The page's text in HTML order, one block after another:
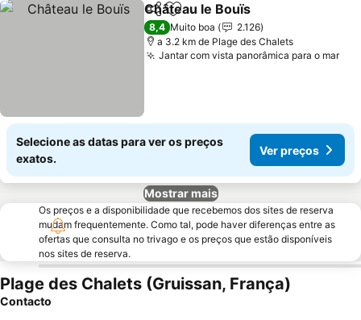
PartilharAdicionar aos favoritos
Château le Bouïs
8,4 Muito boa
2.126
a 3.2 km de Plage des Chalets
Jantar com vista panorâmica para o mar
Selecione as datas para ver os preços
exatos.
Ver preços
Mostrar mais
Os preços e a disponibilidade que recebemos dos sites de reserva
mudam frequentemente. Como tal, pode haver diferenças entre as
ofertas que consulta no trivago e os preços que estão disponíveis
nos sites de reserva.
Plage des Chalets (Gruissan, França)
Contacto